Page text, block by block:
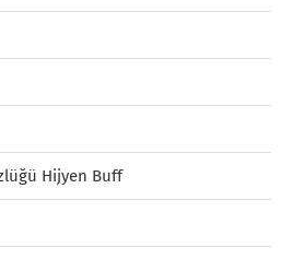
Hijyen Buff